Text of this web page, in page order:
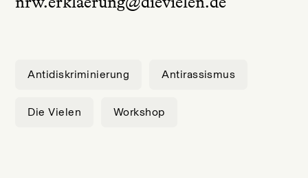
Antidiskriminierung Antirassismus
Die Vielen Workshop